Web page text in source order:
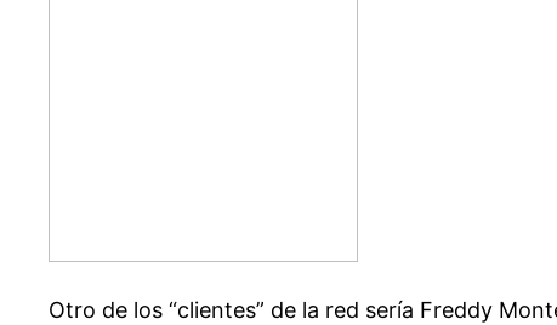
Otro de los “clientes” de la red sería Freddy